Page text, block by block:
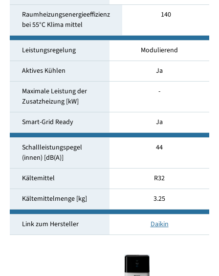
Raumheizungsenergieeffizienz
bei 55°C Klima mittel
140
Leistungsregelung Modulierend
Aktives Kühlen Ja
Maximale Leistung der
Zusatzheizung [kW]
-
Smart-Grid Ready Ja
Schallleistungspegel
(innen) [dB(A)]
44
Kältemittel R32
Kältemittelmenge [kg] 3.25
Link zum Hersteller Daikin